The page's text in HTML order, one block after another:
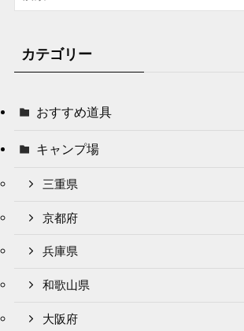
カテゴリー
おすすめ道具
キャンプ場
三重県
京都府
兵庫県
和歌山県
大阪府